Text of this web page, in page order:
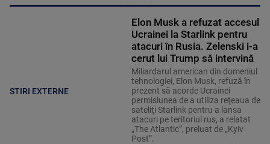
STIRI EXTERNE
Elon Musk a refuzat accesul
Ucrainei la Starlink pentru
atacuri în Rusia. Zelenski i-a
cerut lui Trump să intervină
Miliardarul american din domeniul
tehnologiei, Elon Musk, refuză în
prezent să acorde Ucrainei
permisiunea de a utiliza reţeaua de
sateliţi Starlink pentru a lansa
atacuri pe teritoriul rus, a relatat
„The Atlantic”, preluat de „Kyiv
Post”.